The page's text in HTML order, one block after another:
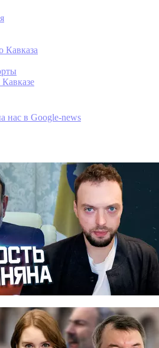
Кавказа
наc в Google-news